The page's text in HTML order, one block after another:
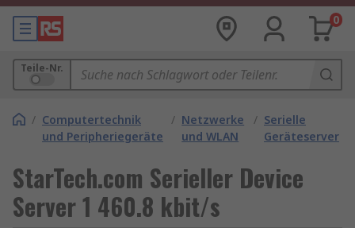
0
Teile-Nr.
/ Computertechnik
und Peripheriegeräte
/ Netzwerke
und WLAN
/ Serielle
Geräteserver
StarTech.com Serieller Device
Server 1 460.8 kbit/s